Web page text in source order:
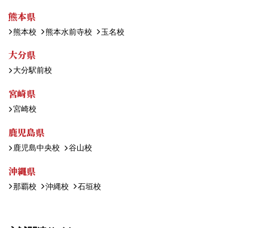
熊本県
熊本校 熊本水前寺校 玉名校
大分県
大分駅前校
宮崎県
宮崎校
鹿児島県
鹿児島中央校 谷山校
沖縄県
那覇校 沖縄校 石垣校